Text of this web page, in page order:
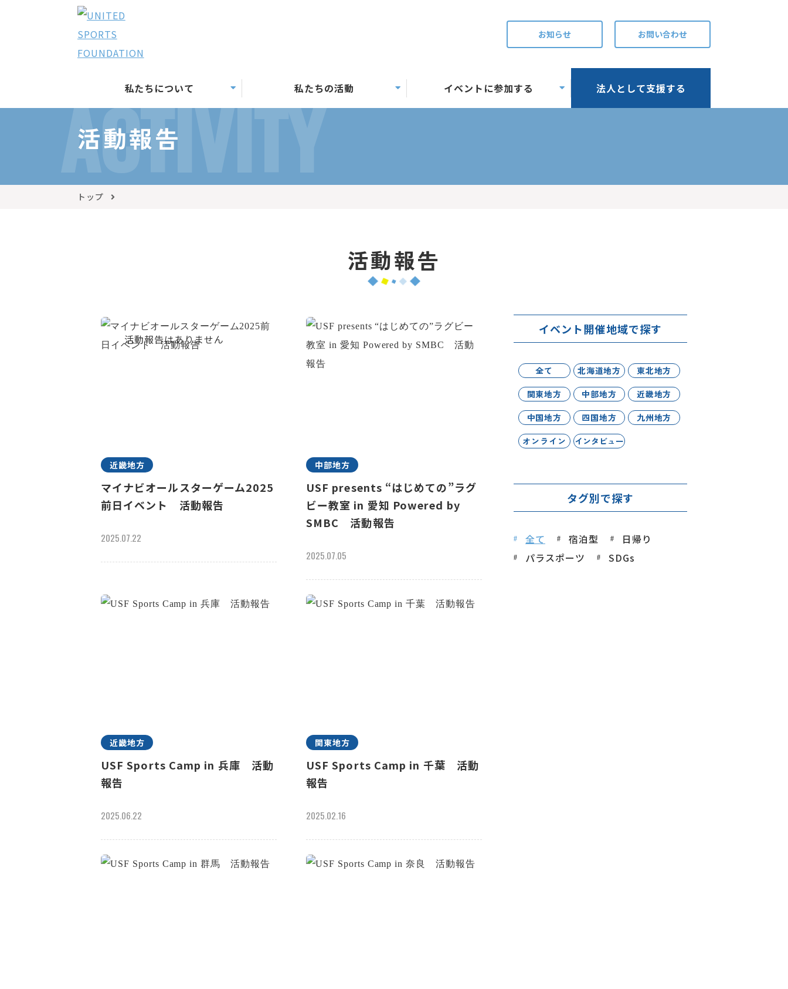
お知らせ お問い合わせ
私たちについて 私たちの活動 イベントに参加する 法人として支援する
ACTIVITY
活動報告
トップ
活動報告
近畿地方
マイナビオールスターゲーム2025
前日イベント 活動報告
2025.07.22
中部地方
USF presents “はじめての”ラグ
ビー教室 in 愛知 Powered by
SMBC 活動報告
2025.07.05
近畿地方
USF Sports Camp in 兵庫 活動
報告
2025.06.22
関東地方
USF Sports Camp in 千葉 活動
報告
2025.02.16
イベント開催地域で探す
全て 北海道地方
東北地方
関東地方
中部地方
近畿地方
中国地方
四国地方
九州地方
オンライン
インタビュー
タグ別で探す
全て 宿泊型
日帰り
パラスポーツ
SDGs